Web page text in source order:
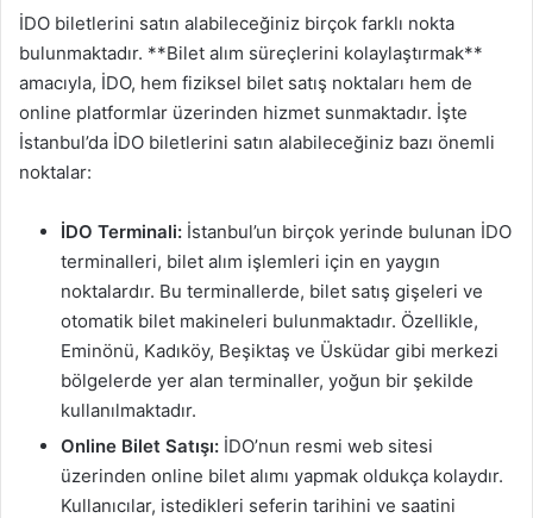
İDO biletlerini satın alabileceğiniz birçok farklı nokta
bulunmaktadır. **Bilet alım süreçlerini kolaylaştırmak**
amacıyla, İDO, hem fiziksel bilet satış noktaları hem de
online platformlar üzerinden hizmet sunmaktadır. İşte
İstanbul’da İDO biletlerini satın alabileceğiniz bazı önemli
noktalar:
İDO Terminali: İstanbul’un birçok yerinde bulunan İDO
terminalleri, bilet alım işlemleri için en yaygın
noktalardır. Bu terminallerde, bilet satış gişeleri ve
otomatik bilet makineleri bulunmaktadır. Özellikle,
Eminönü, Kadıköy, Beşiktaş ve Üsküdar gibi merkezi
bölgelerde yer alan terminaller, yoğun bir şekilde
kullanılmaktadır.
Online Bilet Satışı: İDO’nun resmi web sitesi
üzerinden online bilet alımı yapmak oldukça kolaydır.
Kullanıcılar, istedikleri seferin tarihini ve saatini